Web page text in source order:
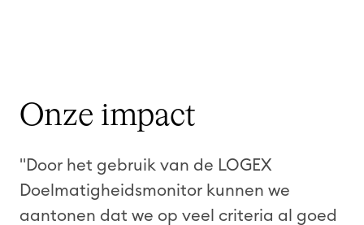
Onze impact
"Door het gebruik van de LOGEX
Doelmatigheidsmonitor kunnen we
aantonen dat we op veel criteria al goed